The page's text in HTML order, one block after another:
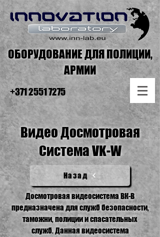
ОБОРУДОВАНИЕ ДЛЯ ПОЛИЦИИ,
АРМИИ
+371 2551 7275
Видео Досмотровая
Система VK-W
Назад
Досмотровая видеосистема ВК-В
предназначена для служб безопасности,
таможни, полиции и спасательных
служб.Данная видеосистема